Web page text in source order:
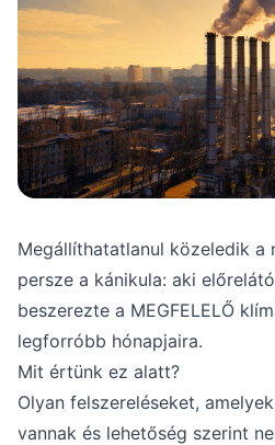
Megállíthatatlanul közeledik a
persze a kánikula: aki
beszerezte a MEGFELELŐ
legforróbb hónapjaira.
Mit értünk ez alatt?
Olyan felszereléseket,
vannak és lehetőség szerint